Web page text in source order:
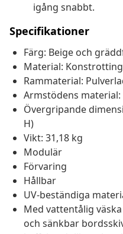
igång snabbt.
Specifikationer
Färg: Beige och
Material: Konstrotting
Rammaterial:
Armstödens
Övergripande
H)
Vikt: 31,18 kg
Modulär
Förvaring
Hållbar
UV-beständiga
Med vattentålig
och sänkbar